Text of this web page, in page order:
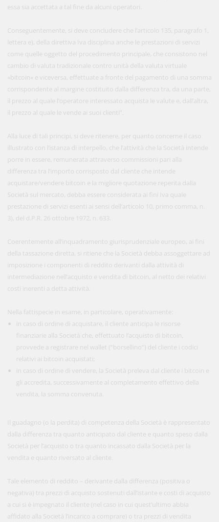
essa sia accettata a tal fine da alcuni operatori.
Conseguentemente, si deve concludere che l’articolo 135, paragrafo 1,
lettera e), della direttiva Iva disciplina anche le prestazioni di servizi
come quelle oggetto del procedimento principale, che consistono nel
cambio di valuta tradizionale contro unità della valuta virtuale
«bitcoin» e viceversa, effettuate a fronte del pagamento di una somma
corrispondente al margine costituito dalla differenza tra, da una parte,
il prezzo al quale l’operatore interessato acquista le valute e, dall’altra,
il prezzo al quale le vende ai suoi clienti”.
Alla luce di tali principi, si deve ritenere, per quanto concerne il caso
illustrato con l’istanza di interpello, che l’attività che la Società intende
porre in essere, remunerata attraverso commissioni pari alla
differenza tra l’importo corrisposto dal cliente che intende
acquistare/vendere bitcoin e la migliore quotazione reperita dalla
Società sul mercato, debba essere considerata ai fini Iva quale
prestazione di servizi esenti ai sensi dell’articolo 10, primo comma, n.
3), del d.P.R. 26 ottobre 1972, n. 633.
Coerentemente all’inquadramento giurisprudenziale europeo, ai fini
della tassazione diretta, si ritiene che la Società debba assoggettare ad
imposizione i componenti di reddito derivanti dalla attività di
intermediazione nell’acquisto e vendita di bitcoin, al netto dei relativi
costi inerenti a detta attività.
Nella fattispecie in esame, in particolare, operativamente:
in caso di ordine di acquistare, il cliente anticipa le risorse
finanziarie alla Società che, effettuato l’acquisto di bitcoin,
provvede a registrare nel wallet (“borsellino”) del cliente i codici
relativi ai bitcoin acquistati;
in caso di ordine di vendere, la Società preleva dal cliente i bitcoin e
gli accredita, successivamente al completamento effettivo della
vendita, la somma convenuta.
Il guadagno (o la perdita) di competenza della Società è rappresentato
dalla differenza tra quanto anticipato dal cliente e quanto speso dalla
Società per l’acquisto o tra quanto incassato dalla Società per la
vendita e quanto riversato al cliente.
Tale elemento di reddito – derivante dalla differenza (positiva o
negativa) tra prezzi di acquisto sostenuti dall’istante e costi di acquisto
a cui si è impegnato il cliente (nel caso in cui quest’ultimo abbia
affidato alla Società l’incarico a comprare) o tra prezzi di vendita